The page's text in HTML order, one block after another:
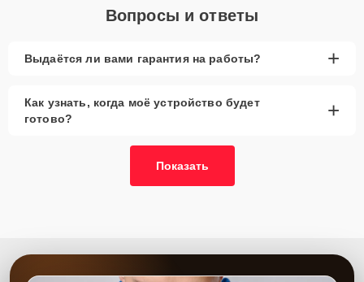
Вопросы и ответы
Выдаётся ли вами гарантия на работы? +
Как узнать, когда моё устройство будет
готово?
+
Показать